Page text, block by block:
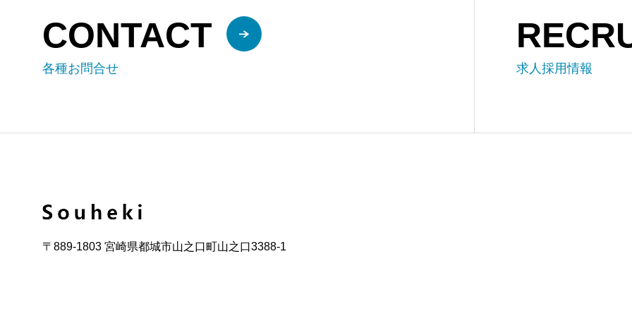
CONTACT
各種お問合せ 求人採用情報
〒889-1803 宮崎県都城市山之口町山之口3388-1